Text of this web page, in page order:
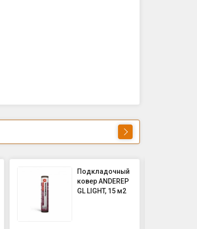
Подкладочный
ковер ANDEREP
GL LIGHT, 15 м2